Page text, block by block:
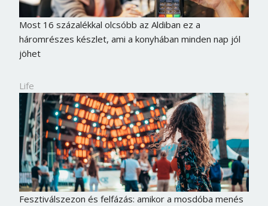
Most 16 százalékkal olcsóbb az Aldiban ez a
háromrészes készlet, ami a konyhában minden nap jól
jöhet
Life
Fesztiválszezon és felfázás: amikor a mosdóba menés